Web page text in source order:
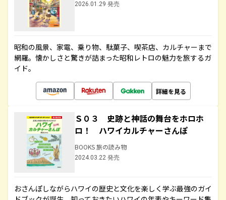
2026.01.29 発売
昭和の風景、家電、乗り物、駄菓子、喫茶店、カルチャーまで
網羅。懐かしさと驚きが詰まった昭和レトロの魅力を旅するガ
イド。
詳細を見る
Ｓ０３ 史跡と神話の舞台をホロホ
ロ！ ハワイカルチャーさんぽ
BOOKS 旅の読み物
2024.03.22 発売
おさんぽしながらハワイの歴史と文化を楽しく学ぶ最強のガイ